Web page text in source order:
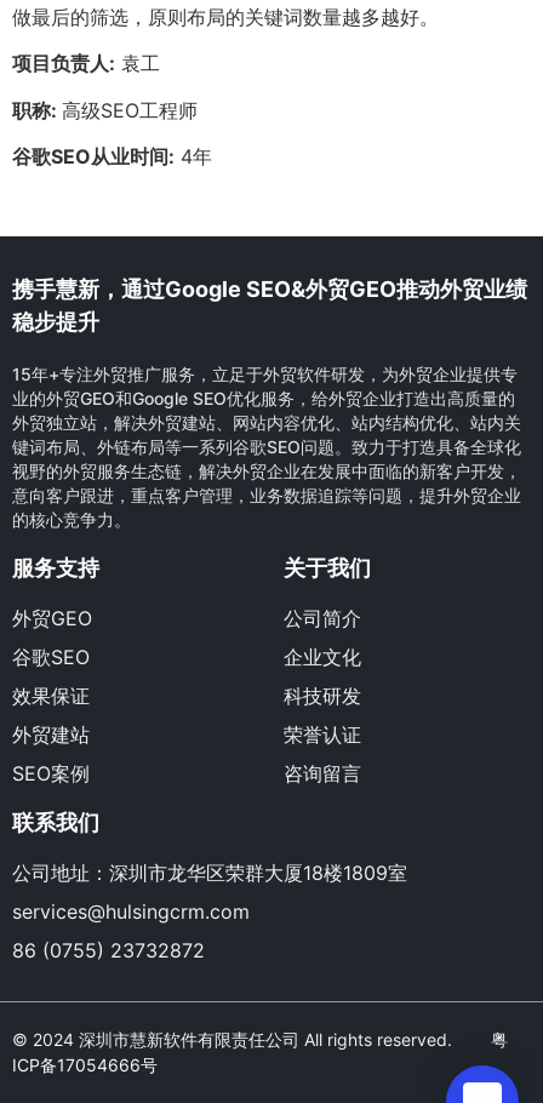
做最后的筛选，原则布局的关键词数量越多越好。
项目负责人: 袁工
职称: 高级SEO工程师
谷歌SEO从业时间: 4年
携手慧新，通过Google SEO&外贸GEO推动外贸业绩
稳步提升
15年+专注外贸推广服务，立足于外贸软件研发，为外贸企业提供专
业的外贸GEO和Google SEO优化服务，给外贸企业打造出高质量的
外贸独立站，解决外贸建站、网站内容优化、站内结构优化、站内关
键词布局、外链布局等一系列谷歌SEO问题。致力于打造具备全球化
视野的外贸服务生态链，解决外贸企业在发展中面临的新客户开发，
意向客户跟进，重点客户管理，业务数据追踪等问题，提升外贸企业
的核心竞争力。
服务支持
外贸GEO
谷歌SEO
效果保证
外贸建站
SEO案例
关于我们
公司简介
企业文化
科技研发
荣誉认证
咨询留言
联系我们
公司地址：深圳市龙华区荣群大厦18楼1809室
services@hulsingcrm.com
86 (0755) 23732872
© 2024 深圳市慧新软件有限责任公司 All rights reserved. 粤
ICP备17054666号